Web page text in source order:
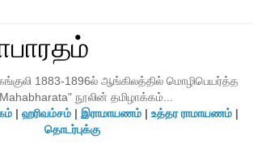
1883-1896ல் ஆங்கிலத்தில் மொழிபெயர்த்த
நூலின் தமிழாக்கம்...
| ஹரிவம்சம்| இராமாயணம்| உத்தர ராமாயணம்|
தொடர்புக்கு